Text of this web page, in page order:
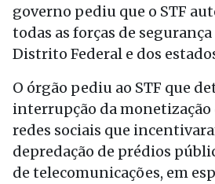
governo pediu que o STF
todas as forças de
Distrito Federal e dos
O órgão pediu ao STF que
interrupção da monetização
redes sociais que
depredação de prédios
de telecomunicações, em